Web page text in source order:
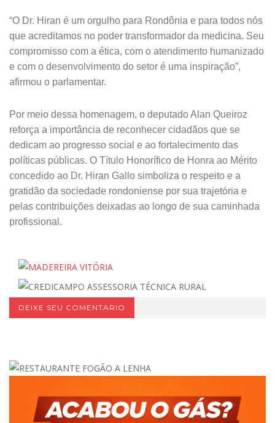
“O Dr. Hiran é um orgulho para Rondônia e para todos nós
que acreditamos no poder transformador da medicina. Seu
compromisso com a ética, com o atendimento humanizado
e com o desenvolvimento do setor é uma inspiração”,
afirmou o parlamentar.
Por meio dessa homenagem, o deputado Alan Queiroz
reforça a importância de reconhecer cidadãos que se
dedicam ao progresso social e ao fortalecimento das
políticas públicas. O Título Honorífico de Honra ao Mérito
concedido ao Dr. Hiran Gallo simboliza o respeito e a
gratidão da sociedade rondoniense por sua trajetória e
pelas contribuições deixadas ao longo de sua caminhada
profissional.
DEIXE SEU COMENTARIO